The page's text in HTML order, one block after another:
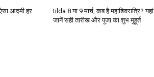
ऐसा आदमी हर
tilda.8 या 9 मार्च, कब है महाशिवरात्रि? यहां
जानें सही तारीख और पूजा का शुभ मुहूर्त